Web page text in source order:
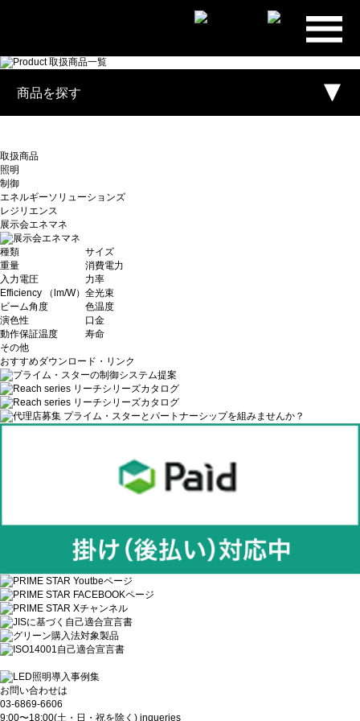
プライ
ム・スタ
社
商品を探す
取扱商品
照明
制御
エネルギーソリューションズ
レジリエンス
展示会エネマネ
種類
サイズ
重量
消費電力
入力電圧
力率
Efficiency （lm/W） 全光束
ビーム角度
色温度
演色性
口金
動作保証温度
寿命
その他
おすすめダウンロード・リンク
お問い合わせは
03-6869-6606
9:00〜18:00(土・日・祝を除く) inqueries